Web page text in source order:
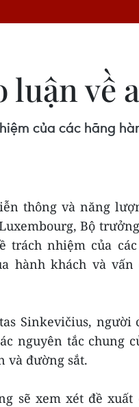
về
của các hãng
thông và năng
Bộ
trách nhiệm của
hành khách và vấn
Sinkevičius, người
nguyên tắc chung
và đường sắt.
sẽ xem xét đề xuất